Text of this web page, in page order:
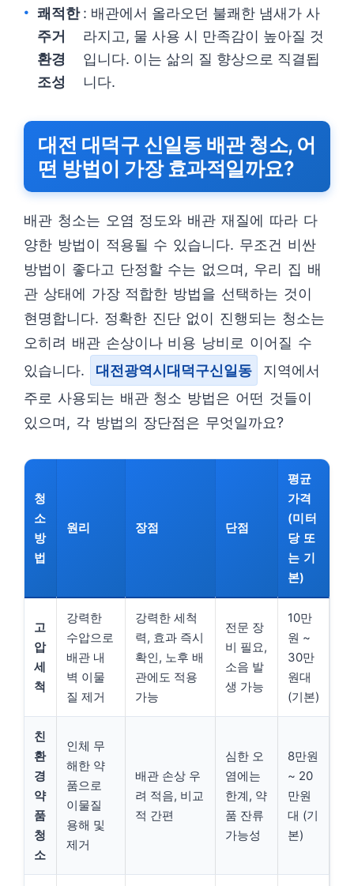
쾌적한
주거
환경
조성
: 배관에서 올라오던 불쾌한 냄새가 사
라지고, 물 사용 시 만족감이 높아질 것
입니다. 이는 삶의 질 향상으로 직결됩
니다.
대전 대덕구 신일동 배관 청소, 어
떤 방법이 가장 효과적일까요?
배관 청소는 오염 정도와 배관 재질에 따라 다
양한 방법이 적용될 수 있습니다. 무조건 비싼
방법이 좋다고 단정할 수는 없으며, 우리 집 배
관 상태에 가장 적합한 방법을 선택하는 것이
현명합니다. 정확한 진단 없이 진행되는 청소는
오히려 배관 손상이나 비용 낭비로 이어질 수
있습니다.
대전광역시대덕구신일동
지역에서
주로 사용되는 배관 청소 방법은 어떤 것들이
있으며, 각 방법의 장단점은 무엇일까요?
청
소
방
법
원리 장점 단점
평균
가격
(미터
당 또
는 기
본)
고
압
세
척
강력한
수압으로
배관 내
벽 이물
질 제거
강력한 세척
력, 효과 즉시
확인, 노후 배
관에도 적용
가능
전문 장
비 필요,
소음 발
생 가능
10만
원 ~
30만
원대
(기본)
친
환
경
약
품
청
소
인체 무
해한 약
품으로
이물질
용해 및
제거
배관 손상 우
려 적음, 비교
적 간편
심한 오
염에는
한계, 약
품 잔류
가능성
8만원
~ 20
만원
대 (기
본)